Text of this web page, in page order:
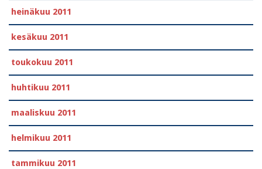
heinäkuu 2011
kesäkuu 2011
toukokuu 2011
huhtikuu 2011
maaliskuu 2011
helmikuu 2011
tammikuu 2011